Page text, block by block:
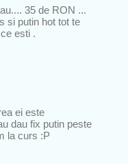
35 de RON ...
si putin hot tot te
esti .
ei este
dau fix putin peste
la curs :P